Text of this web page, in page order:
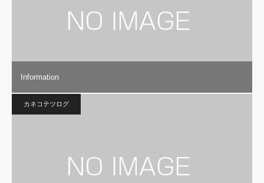
Information
カネコテツログ